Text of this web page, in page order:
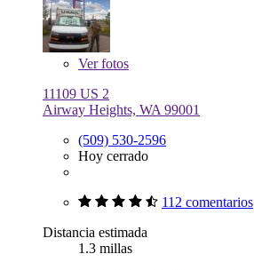
Verfotos
11109 US 2
Airway Heights, WA 99001
(509) 530-2596
Hoy cerrado
112 comentarios
Distancia estimada
1.3 millas